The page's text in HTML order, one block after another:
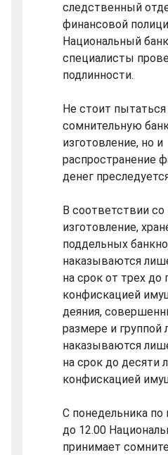
следственный
финансовой
Национальный
специалисты
подлинности.
Не стоит
сомнительную
изготовление, но и
распространение
денег
В соответствии со
изготовление,
поддельных
наказываются
на срок от трех до
конфискацией
деяния,
размере и группой
наказываются
на срок до десяти
конфискацией
С понедельника по
до 12.00
принимает